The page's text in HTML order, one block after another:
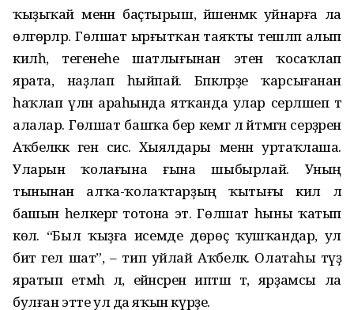
ҡыҙыҡай менән баҫтырыш, йәшенмәк уйнарға ла
өлгөрәләр. Гөлшат ырғытҡан таяҡты тешләп алып
килһә, тегенеһе шатлығынан этен ҡосаҡлап
ярата, наҙлап һыйпай. Бәпкәләрҙе ҡарсығанан
һаҡлап үлән араһында ятҡанда улар серләшеп тә
алалар. Гөлшат башҡа бер кемгә лә әйтмәгән серҙәрен
Аҡбеләккә генә сисә. Хыялдары менән уртаҡлаша.
Уларын ҡолағына ғына шыбырлай. Уның
тынынан алҡа-ҡолаҡтарҙың ҡытығы килә лә
башын һелкергә тотона эт. Гөлшат һыны ҡатып
көлә. “Был ҡыҙға исемде дөрөҫ ҡушҡандар, ул
бит гел шат”, – тип уйлай Аҡбеләк. Олатаһы тәүҙә
яратып етмәһә лә, ейәнсәренә иптәш тә, ярҙамсы ла
булған этте ул да яҡын күрҙе.